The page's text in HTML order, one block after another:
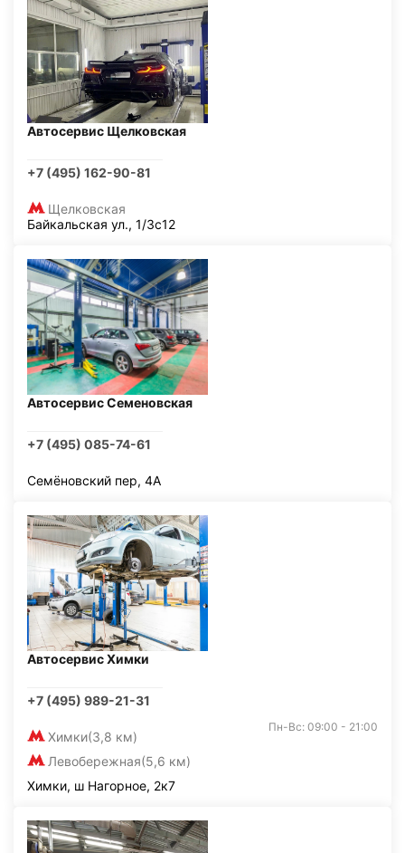
Автосервис Щелковская
+7 (495) 162-90-81
Щелковская
Байкальская ул., 1/3с12
Автосервис Семеновская
+7 (495) 085-74-61
Семёновский пер, 4А
Автосервис Химки
+7 (495) 989-21-31
Химки(3,8 км)
Левобережная(5,6 км)
Пн-Вс: 09:00 - 21:00
Химки, ш Нагорное, 2к7